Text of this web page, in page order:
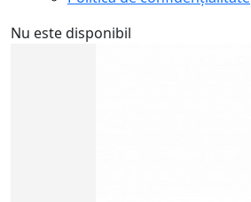
Nu este disponibil